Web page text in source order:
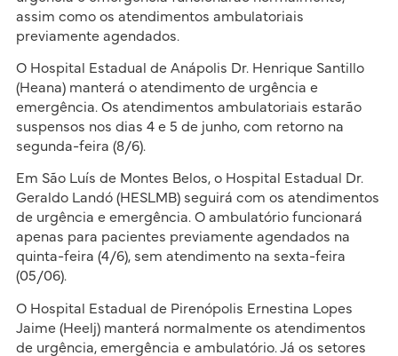
assim como os atendimentos ambulatoriais
previamente agendados.
O Hospital Estadual de Anápolis Dr. Henrique Santillo
(Heana) manterá o atendimento de urgência e
emergência. Os atendimentos ambulatoriais estarão
suspensos nos dias 4 e 5 de junho, com retorno na
segunda-feira (8/6).
Em São Luís de Montes Belos, o Hospital Estadual Dr.
Geraldo Landó (HESLMB) seguirá com os atendimentos
de urgência e emergência. O ambulatório funcionará
apenas para pacientes previamente agendados na
quinta-feira (4/6), sem atendimento na sexta-feira
(05/06).
O Hospital Estadual de Pirenópolis Ernestina Lopes
Jaime (Heelj) manterá normalmente os atendimentos
de urgência, emergência e ambulatório. Já os setores